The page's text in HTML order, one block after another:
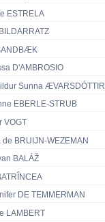
ESTRELA
D'AMBROSIO
Sunna ÆVARSDÓTTIR
EBERLE-STRUB
VOGT
de BRUIJN-WEZEMAN
BALÁŽ
DE TEMMERMAN
LAMBERT